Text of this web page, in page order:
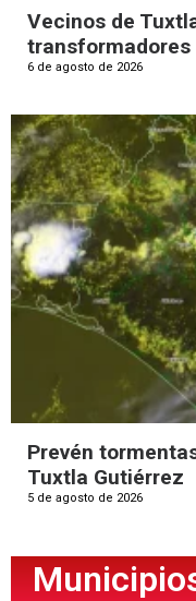
Vecinos de
transformadores
6 de agosto de 2026
Prevén
Tuxtla Gutiérrez
5 de agosto de 2026